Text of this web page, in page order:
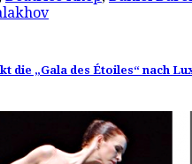
die „Gala des Étoiles“ nach